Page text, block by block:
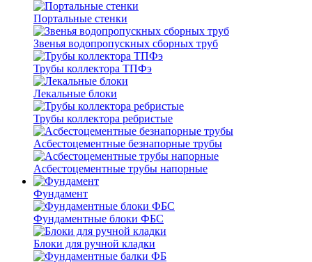
Портальные стенки
Звенья водопропускных сборных труб
Трубы коллектора ТПФэ
Лекальные блоки
Трубы коллектора ребристые
Асбестоцементные безнапорные трубы
Асбестоцементные трубы напорные
Фундамент
Фундаментные блоки ФБС
Блоки для ручной кладки